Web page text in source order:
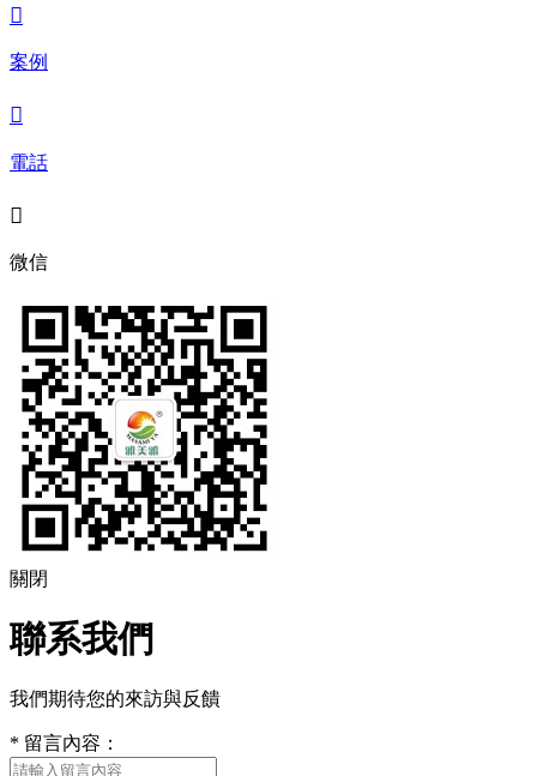

案例

電話

微信
關閉
聯系我們
我們期待您的來訪與反饋
* 留言內容：